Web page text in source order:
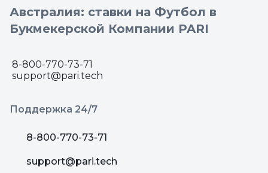
Австралия: ставки на Футбол в
Букмекерской Компании PARI
8-800-770-73-71
support@pari.tech
Поддержка 24/7
8-800-770-73-71
support@pari.tech